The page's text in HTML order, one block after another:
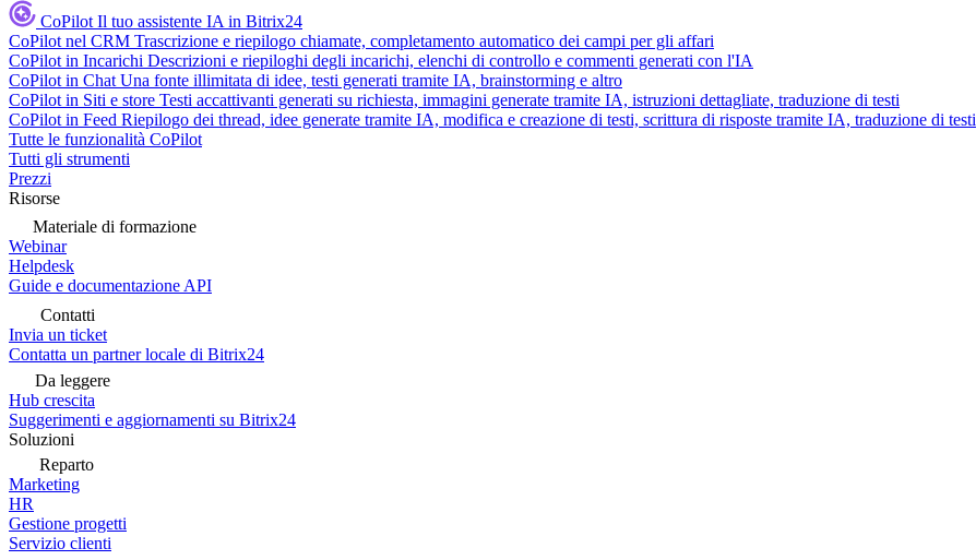
CoPilot Il tuo assistente IA in Bitrix24
CoPilot nel CRM Trascrizione e riepilogo chiamate, completamento automatico dei campi per gli affari
CoPilot in Incarichi Descrizioni e riepiloghi degli incarichi, elenchi di controllo e commenti generati con l'IA
CoPilot in Chat Una fonte illimitata di idee, testi generati tramite IA, brainstorming e altro
CoPilot in Siti e store Testi accattivanti generati su richiesta, immagini generate tramite IA, istruzioni dettagliate, traduzione di testi
CoPilot in Feed Riepilogo dei thread, idee generate tramite IA, modifica e creazione di testi, scrittura di risposte tramite IA, traduzione di testi
Tutte le funzionalità CoPilot
Tutti gli strumenti
Prezzi
Risorse
Materiale di formazione
Webinar
Helpdesk
Guide e documentazione API
Contatti
Invia un ticket
Contatta un partner locale di Bitrix24
Da leggere
Hub crescita
Suggerimenti e aggiornamenti su Bitrix24
Soluzioni
Reparto
Marketing
HR
Gestione progetti
Servizio clienti